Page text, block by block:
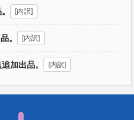
[内訳]
。 [内訳]
追加出品。 [内訳]